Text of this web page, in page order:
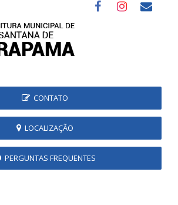
CONTATO
LOCALIZAÇÃO
PERGUNTAS FREQUENTES